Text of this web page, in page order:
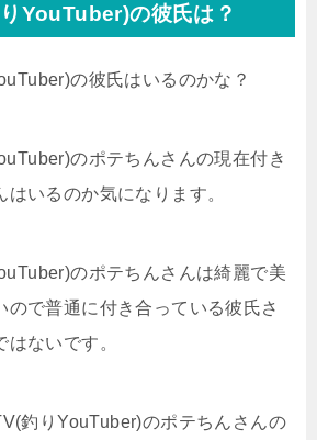
YouTuber)の彼氏は？
の彼氏はいるのかな？
のポテちんさんの現在付き
いるのか気になります。
のポテちんさんは綺麗で美
ので普通に付き合っている彼氏さ
ないです。
釣りYouTuber)のポテちんさんの